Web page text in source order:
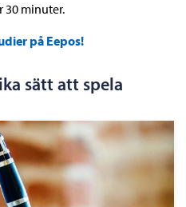
30 minuter.
på Eepos!
sätt att spela